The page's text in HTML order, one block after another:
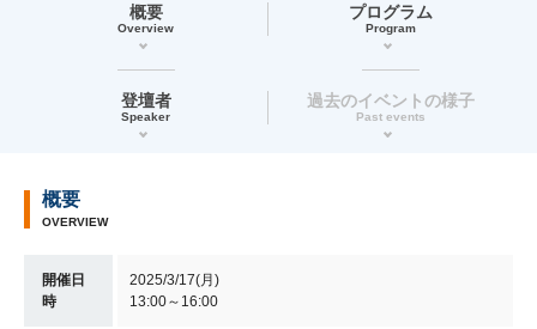
概要
Overview
プログラム
Program
登壇者
Speaker
過去のイベントの様子
Past events
概要
OVERVIEW
開催日
時
2025/3/17(月)
13:00～16:00